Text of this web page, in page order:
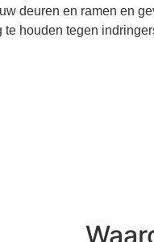
deuren en ramen en
houden tegen